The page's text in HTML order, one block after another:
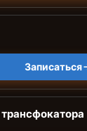
Записаться